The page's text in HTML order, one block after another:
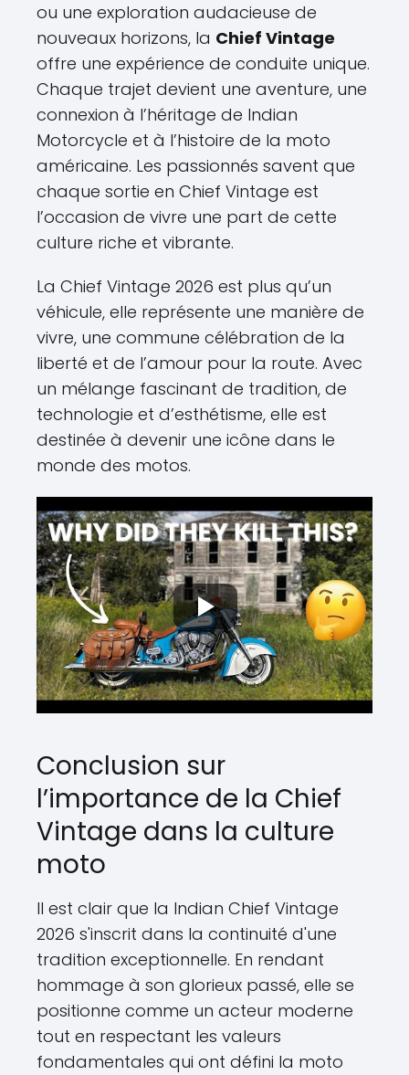
ou une exploration audacieuse de
nouveaux horizons, la Chief Vintage
offre une expérience de conduite unique.
Chaque trajet devient une aventure, une
connexion à l’héritage de Indian
Motorcycle et à l’histoire de la moto
américaine. Les passionnés savent que
chaque sortie en Chief Vintage est
l’occasion de vivre une part de cette
culture riche et vibrante.
La Chief Vintage 2026 est plus qu’un
véhicule, elle représente une manière de
vivre, une commune célébration de la
liberté et de l’amour pour la route. Avec
un mélange fascinant de tradition, de
technologie et d’esthétisme, elle est
destinée à devenir une icône dans le
monde des motos.
Conclusion sur
l’importance de la Chief
Vintage dans la culture
moto
Il est clair que la Indian Chief Vintage
2026 s'inscrit dans la continuité d'une
tradition exceptionnelle. En rendant
hommage à son glorieux passé, elle se
positionne comme un acteur moderne
tout en respectant les valeurs
fondamentales qui ont défini la moto